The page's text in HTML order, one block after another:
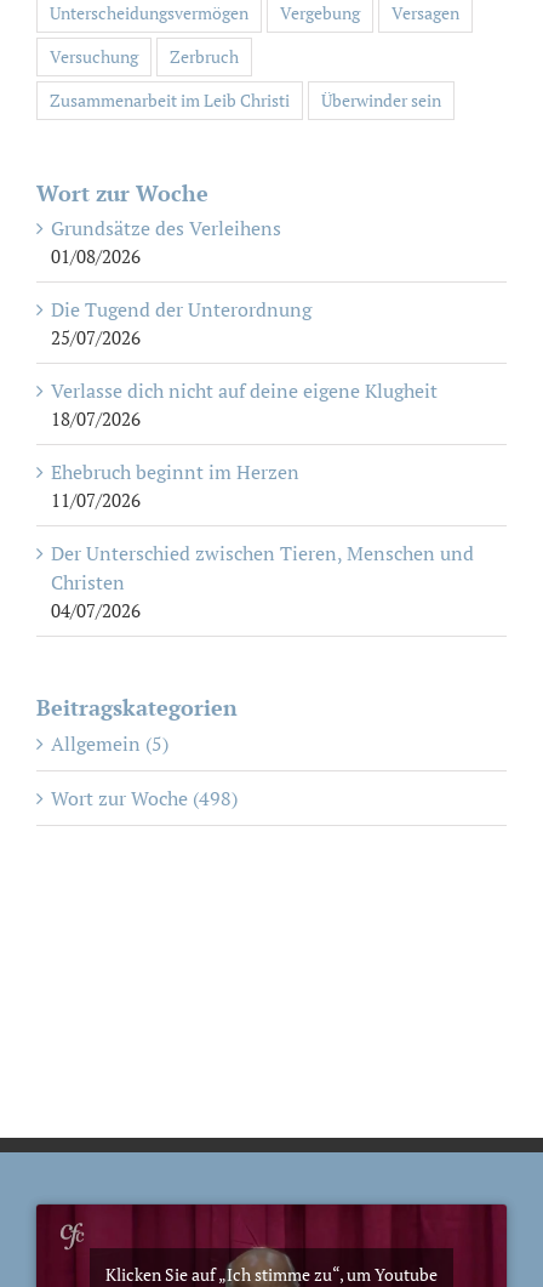
Unterscheidungsvermögen Vergebung
Versagen
Versuchung
Zerbruch
Zusammenarbeit im Leib Christi
Überwinder sein
Wort zur Woche
Grundsätze des Verleihens
01/08/2026
Die Tugend der Unterordnung
25/07/2026
Verlasse dich nicht auf deine eigene Klugheit
18/07/2026
Ehebruch beginnt im Herzen
11/07/2026
Der Unterschied zwischen Tieren, Menschen und
Christen
04/07/2026
Beitragskategorien
Allgemein (5)
Wort zur Woche (498)
Klicken Sie auf „Ich stimme zu“, um Youtube